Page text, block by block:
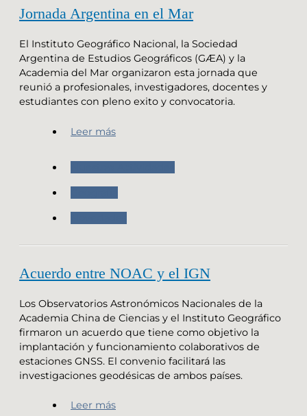
Jornada Argentina en el Mar
El Instituto Geográfico Nacional, la Sociedad
Argentina de Estudios Geográficos (GÆA) y la
Academia del Mar organizaron esta jornada que
reunió a profesionales, investigadores, docentes y
estudiantes con pleno exito y convocatoria.
Leer más
Acuerdo entre NOAC y el IGN
Los Observatorios Astronómicos Nacionales de la
Academia China de Ciencias y el Instituto Geográfico
firmaron un acuerdo que tiene como objetivo la
implantación y funcionamiento colaborativos de
estaciones GNSS. El convenio facilitará las
investigaciones geodésicas de ambos países.
Leer más